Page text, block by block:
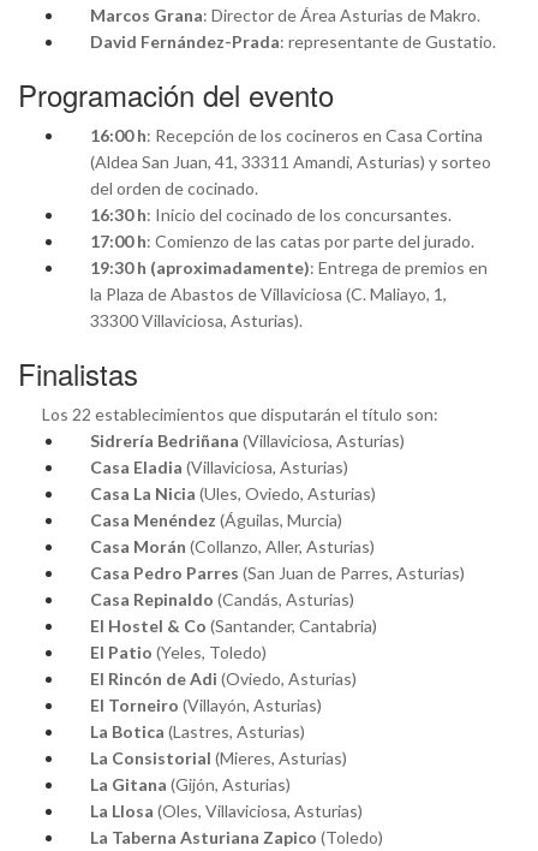
Marcos Grana: Director de Área Asturias de Makro.
David Fernández-Prada: representante de Gustatio.
Programación del evento
16:00 h: Recepción de los cocineros en Casa Cortina
(Aldea San Juan, 41, 33311 Amandi, Asturias) y sorteo
del orden de cocinado.
16:30 h: Inicio del cocinado de los concursantes.
17:00 h: Comienzo de las catas por parte del jurado.
19:30 h (aproximadamente): Entrega de premios en
la Plaza de Abastos de Villaviciosa (C. Maliayo, 1,
33300 Villaviciosa, Asturias).
Finalistas
Los 22 establecimientos que disputarán el título son:
Sidrería Bedriñana (Villaviciosa, Asturias)
Casa Eladia (Villaviciosa, Asturias)
Casa La Nicia (Ules, Oviedo, Asturias)
Casa Menéndez (Águilas, Murcia)
Casa Morán (Collanzo, Aller, Asturias)
Casa Pedro Parres (San Juan de Parres, Asturias)
Casa Repinaldo (Candás, Asturias)
El Hostel & Co (Santander, Cantabria)
El Patio (Yeles, Toledo)
El Rincón de Adi (Oviedo, Asturias)
El Torneiro (Villayón, Asturias)
La Botica (Lastres, Asturias)
La Consistorial (Mieres, Asturias)
La Gitana (Gijón, Asturias)
La Llosa (Oles, Villaviciosa, Asturias)
La Taberna Asturiana Zapico (Toledo)